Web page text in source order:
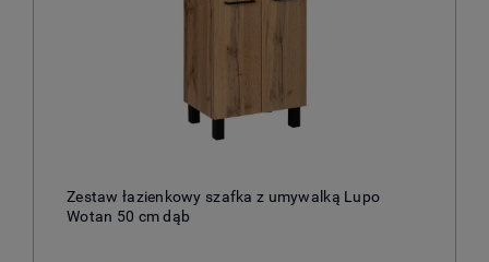
Zestaw łazienkowy szafka z umywalką Lupo
Wotan 50 cm dąb